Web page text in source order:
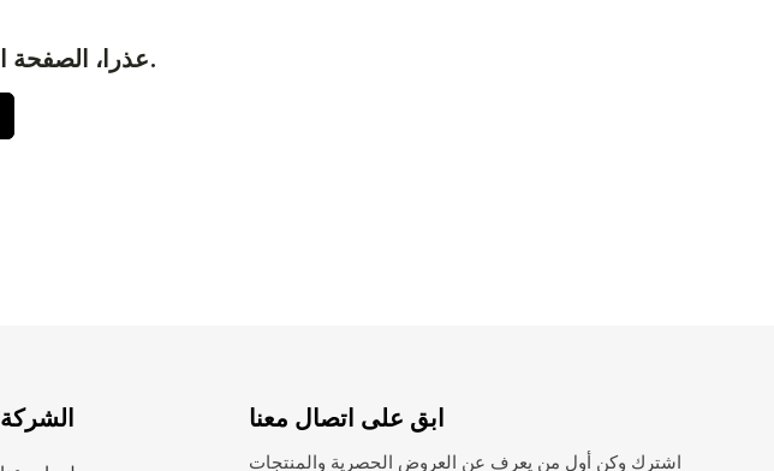
عذرا، الصفحة التي تزورها غير موجودة.
الشركة ابق على اتصال معنا
اشترك وكن أول من يعرف عن العروض الحصرية والمنتجات